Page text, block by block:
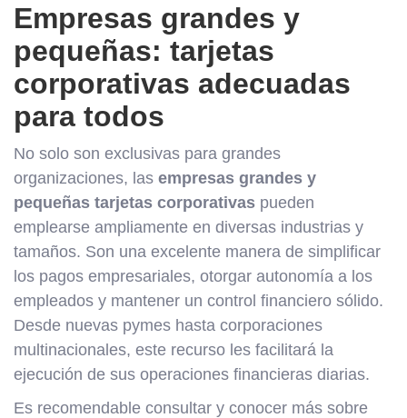
Empresas grandes y
pequeñas: tarjetas
corporativas adecuadas
para todos
No solo son exclusivas para grandes
organizaciones, las empresas grandes y
pequeñas tarjetas corporativas pueden
emplearse ampliamente en diversas industrias y
tamaños. Son una excelente manera de simplificar
los pagos empresariales, otorgar autonomía a los
empleados y mantener un control financiero sólido.
Desde nuevas pymes hasta corporaciones
multinacionales, este recurso les facilitará la
ejecución de sus operaciones financieras diarias.
Es recomendable consultar y conocer más sobre